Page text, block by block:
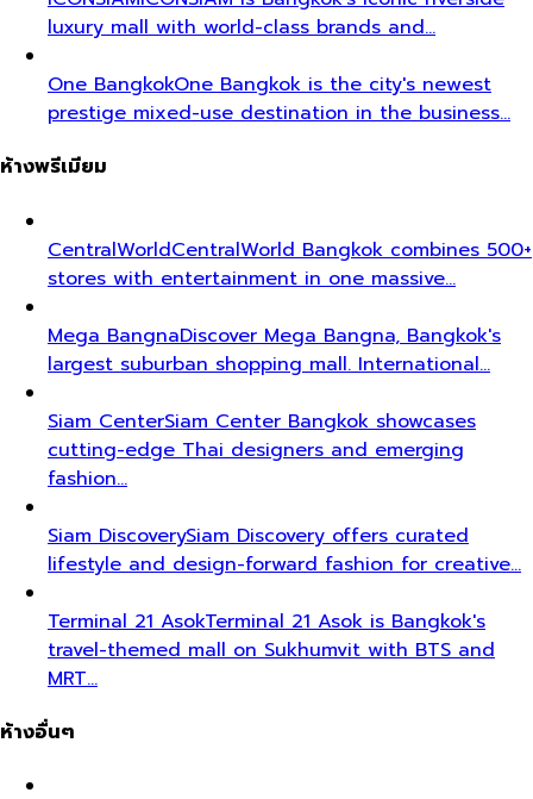
luxury mall with world-class brands and…
One BangkokOne Bangkok is the city's newest
prestige mixed-use destination in the business…
ห้างพรีเมียม
CentralWorldCentralWorld Bangkok combines 500+
stores with entertainment in one massive…
Mega BangnaDiscover Mega Bangna, Bangkok's
largest suburban shopping mall. International…
Siam CenterSiam Center Bangkok showcases
cutting-edge Thai designers and emerging
fashion…
Siam DiscoverySiam Discovery offers curated
lifestyle and design-forward fashion for creative…
Terminal 21 AsokTerminal 21 Asok is Bangkok's
travel-themed mall on Sukhumvit with BTS and
MRT…
ห้างอื่นๆ